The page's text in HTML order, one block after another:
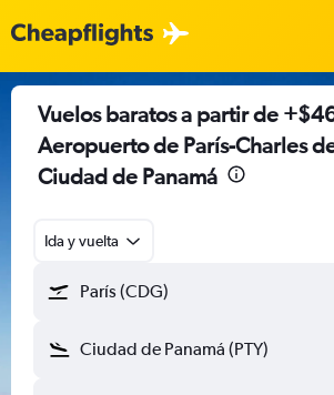
Vuelos baratos a partir de
Aeropuerto de París-Charles
Ciudad de Panamá
Ida y vuelta
París (CDG)
Ciudad de Panamá (PTY)